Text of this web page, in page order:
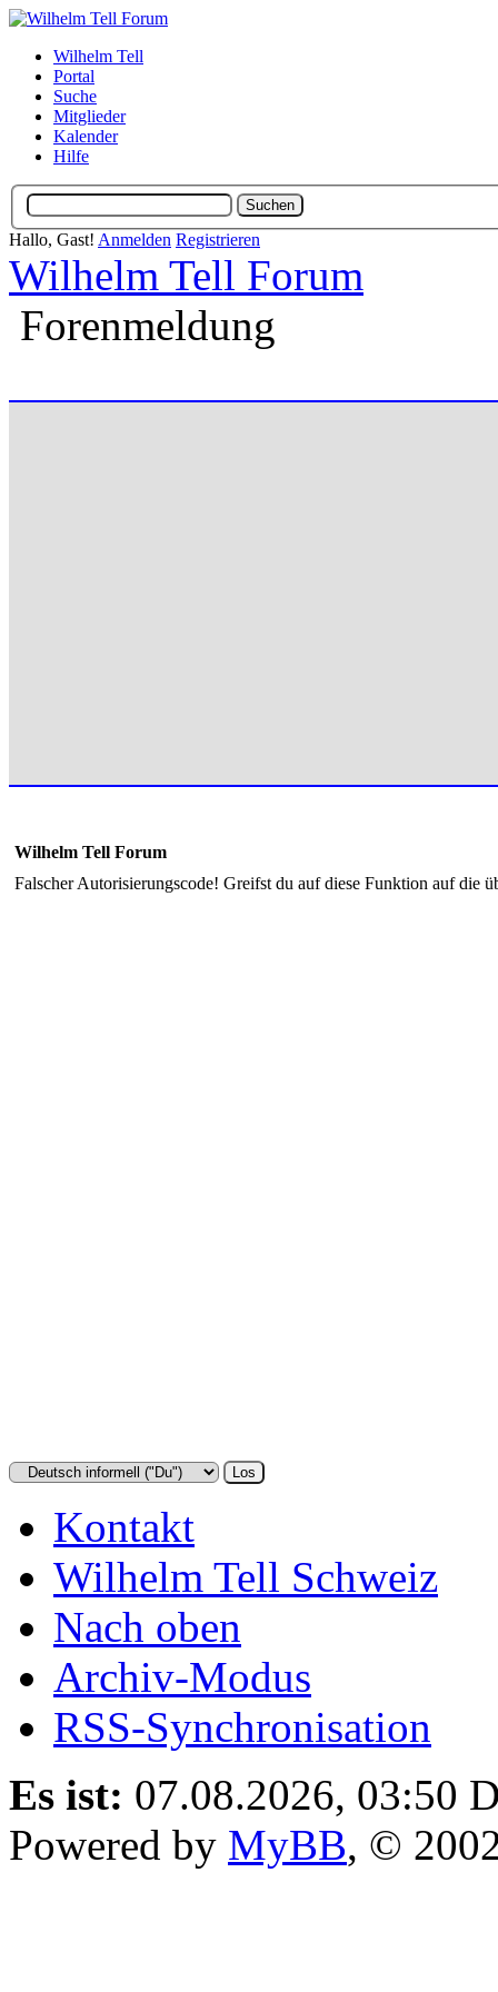
Wilhelm Tell
Portal
Suche
Mitglieder
Kalender
Hilfe
Hallo, Gast! Anmelden Registrieren
Wilhelm Tell Forum
Forenmeldung
Wilhelm Tell Forum
Falscher Autorisierungscode! Greifst du auf diese Funktion auf die
Kontakt
Wilhelm Tell Schweiz
Nach oben
Archiv-Modus
RSS-Synchronisation
Es ist: 07.08.2026, 03:50
Powered by MyBB, ©